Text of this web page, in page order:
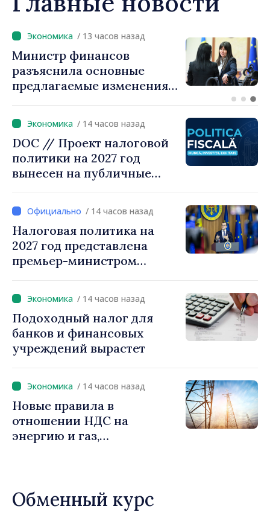
/ 12 часов назад
Премьер-министр Василе
Тофан провёл телефонный
разговор с болгарским
Радевым
/ 14 часов назад
DOC // Проект налоговой
политики на 2027 год
вынесен на публичные
/ 14 часов назад
Налоговая политика на
2027 год представлена
премьер-министром
снижение налоговой
нагрузки на труд,
стимулирование
инвестиций и более
справедливое
/ 14 часов назад
Подоходный налог для
банков и финансовых
учреждений вырастет
/ 14 часов назад
Новые правила в
отношении НДС на
энергию и газ,
Обменный курс